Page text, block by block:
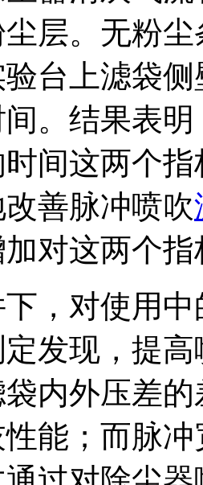
层。无粉
台上滤袋
。结果表
间这两个
善脉冲喷吹
对这两个
，对使用
发现，提
内外压差
能；而脉